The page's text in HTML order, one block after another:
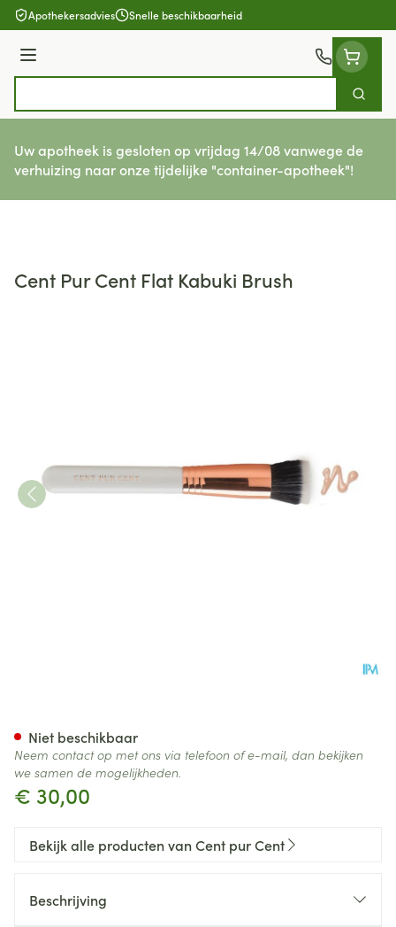
Ga naar de inhoud
Apothekersadvies Snelle beschikbaarheid
Menu
Zoek
Uw apotheek is gesloten op vrijdag 14/08 vanwege de
verhuizing naar onze tijdelijke "container-apotheek"!
Cent Pur Cent Flat Kabuki Brush
€ 30,00
Niet beschikbaar
Neem contact op met ons via telefoon of e-mail, dan bekijken
we samen de mogelijkheden.
Bekijk alle producten van Cent pur Cent
Beschrijving